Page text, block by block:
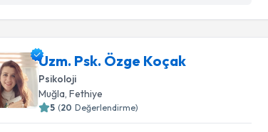
Uzm. Psk. Özge Koçak
Psikoloji
Muğla , Fethiye
5 (20 Değerlendirme)